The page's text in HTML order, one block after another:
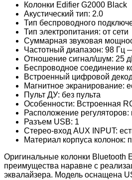
Колонки Edifier G2000 Black
Акустический тип: 2.0
Тип беспроводного
Тип электропитания: от сети
Суммарная звуковая
Частотный диапазон: 98 Гц
Отношение сигнал/шум: 25
Беспроводное соединение
Встроенный цифровой
Магнитное экранирование:
Пульт ДУ: без пульта
Особенности: Встроенная
Расположение регуляторов:
Разъем USB: 1
Стерео-вход AUX INPUT:
Материал корпуса колонок:
Оригинальные колонки Bluetooth
преимущества наравне с
эквалайзера. Модель оснащена